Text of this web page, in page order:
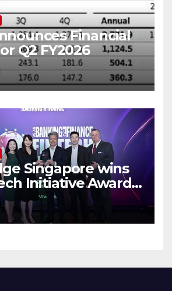
Financial
Q2 FY2026
Singapore wins
Initiative Award –
at the Asian
Finance Fintech